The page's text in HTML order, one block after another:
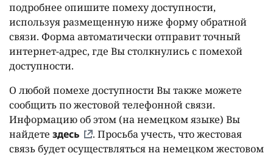
подробнее опишите помеху доступности,
используя размещенную ниже форму обратной
связи. Форма автоматически отправит точный
интернет-адрес, где Вы столкнулись с помехой
доступности.
О любой помехе доступности Вы также можете
сообщить по жестовой телефонной связи.
Информацию об этом (на немецком языке) Вы
найдете здесь
. Просьба учесть, что жестовая
связь будет осуществляться на немецком жестовом